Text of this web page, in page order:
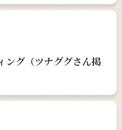
ング（ツナググさん掲